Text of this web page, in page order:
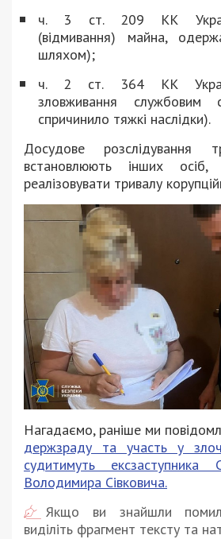
ч. 3 ст. 209 КК
(відмивання) майна,
шляхом);
ч. 2 ст. 364 КК
зловживання службовим
спричинило тяжкі наслідки).
Досудове розслідування
встановлюють інших осіб,
реалізовувати тривалу
Нагадаємо, раніше ми
держзраду та участь у
судитимуть
Володимира Сівковича.
Якщо ви знайшли
виділіть фрагмент тексту та